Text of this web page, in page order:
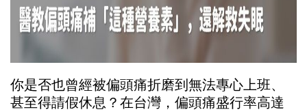
你是否也曾經被偏頭痛折磨到無法專心上班、
甚至得請假休息？在台灣，偏頭痛盛行率高達